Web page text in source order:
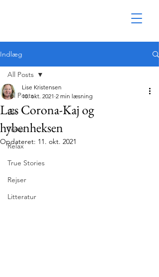
Indlæg
All Posts
Eat
Travel
Relax
True Stories
Rejser
Litteratur
All Posts
Læs Corona-Kaj og
hybenheksen
Lise Kristensen
10. okt. 2021 2 min læsning
Opdateret: 11. okt. 2021